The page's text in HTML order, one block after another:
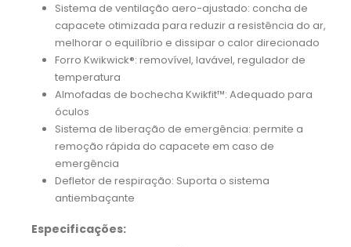
Sistema de ventilação aero-ajustado: concha de
capacete otimizada para reduzir a resistência do ar,
melhorar o equilíbrio e dissipar o calor direcionado
Forro Kwikwick®: removível, lavável, regulador de
temperatura
Almofadas de bochecha Kwikfit™: Adequado para
óculos
Sistema de liberação de emergência: permite a
remoção rápida do capacete em caso de
emergência
Defletor de respiração: Suporta o sistema
antiembaçante
Especificações: